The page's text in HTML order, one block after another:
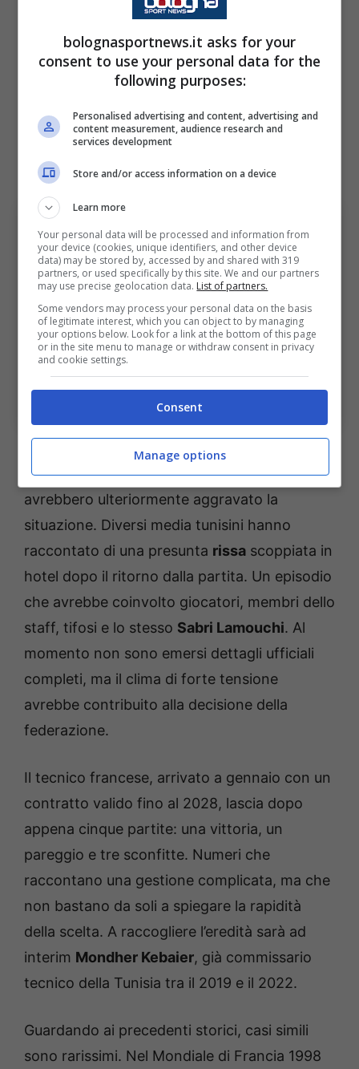
appena due partite. Un rendimento molto
distante da quello mostrato durante le
qualificazioni africane, concluse senza subire
La rissa in hotel e un esonero
che entra nella storia
La rissa in hotel e un esonero che entra nella storia
(Ansa Foto) – BolognaSportnews
Se il risultato sul campo ha accelerato la crisi,
le indiscrezioni provenienti dal ritiro
avrebbero ulteriormente aggravato la
situazione. Diversi media tunisini hanno
raccontato di una presunta rissa scoppiata in
hotel dopo il ritorno dalla partita. Un episodio
che avrebbe coinvolto giocatori, membri dello
staff, tifosi e lo stesso Sabri Lamouchi. Al
momento non sono emersi dettagli ufficiali
completi, ma il clima di forte tensione
avrebbe contribuito alla decisione della
federazione.
Il tecnico francese, arrivato a gennaio con un
contratto valido fino al 2028, lascia dopo
appena cinque partite: una vittoria, un
pareggio e tre sconfitte. Numeri che
raccontano una gestione complicata, ma che
non bastano da soli a spiegare la rapidità
della scelta. A raccogliere l’eredità sarà ad
interim Mondher Kebaier, già commissario
tecnico della Tunisia tra il 2019 e il 2022.
Guardando ai precedenti storici, casi simili
sono rarissimi. Nel Mondiale di Francia 1998
bolognasportnews.it asks for your
consent to use your personal data for the
following purposes:
Personalised advertising and content, advertising and
content measurement, audience research and
services development
Store and/or access information on a device
Learn more
Your personal data will be processed and information from
your device (cookies, unique identifiers, and other device
data) may be stored by, accessed by and shared with 319
partners, or used specifically by this site. We and our partners
may use precise geolocation data. List of partners.
Some vendors may process your personal data on the basis
of legitimate interest, which you can object to by managing
your options below. Look for a link at the bottom of this page
or in the site menu to manage or withdraw consent in privacy
and cookie settings.
Consent
Manage options